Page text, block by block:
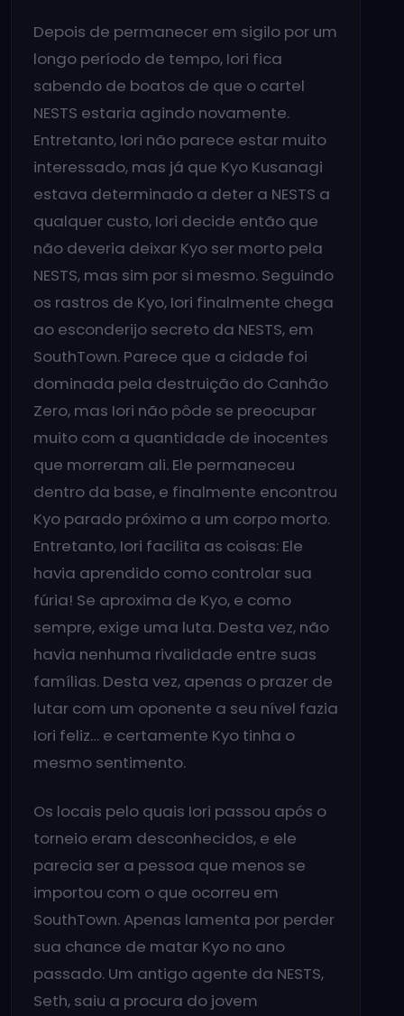
Depois de permanecer em sigilo por um
longo período de tempo, Iori fica
sabendo de boatos de que o cartel
NESTS estaria agindo novamente.
Entretanto, Iori não parece estar muito
interessado, mas já que Kyo Kusanagi
estava determinado a deter a NESTS a
qualquer custo, Iori decide então que
não deveria deixar Kyo ser morto pela
NESTS, mas sim por si mesmo. Seguindo
os rastros de Kyo, Iori finalmente chega
ao esconderijo secreto da NESTS, em
SouthTown. Parece que a cidade foi
dominada pela destruição do Canhão
Zero, mas Iori não pôde se preocupar
muito com a quantidade de inocentes
que morreram ali. Ele permaneceu
dentro da base, e finalmente encontrou
Kyo parado próximo a um corpo morto.
Entretanto, Iori facilita as coisas: Ele
havia aprendido como controlar sua
fúria! Se aproxima de Kyo, e como
sempre, exige uma luta. Desta vez, não
havia nenhuma rivalidade entre suas
famílias. Desta vez, apenas o prazer de
lutar com um oponente a seu nível fazia
Iori feliz… e certamente Kyo tinha o
mesmo sentimento.
Os locais pelo quais Iori passou após o
torneio eram desconhecidos, e ele
parecia ser a pessoa que menos se
importou com o que ocorreu em
SouthTown. Apenas lamenta por perder
sua chance de matar Kyo no ano
passado. Um antigo agente da NESTS,
Seth, saiu a procura do jovem